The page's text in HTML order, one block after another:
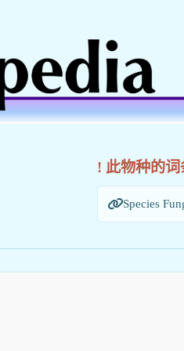
! 此物种的词
Species